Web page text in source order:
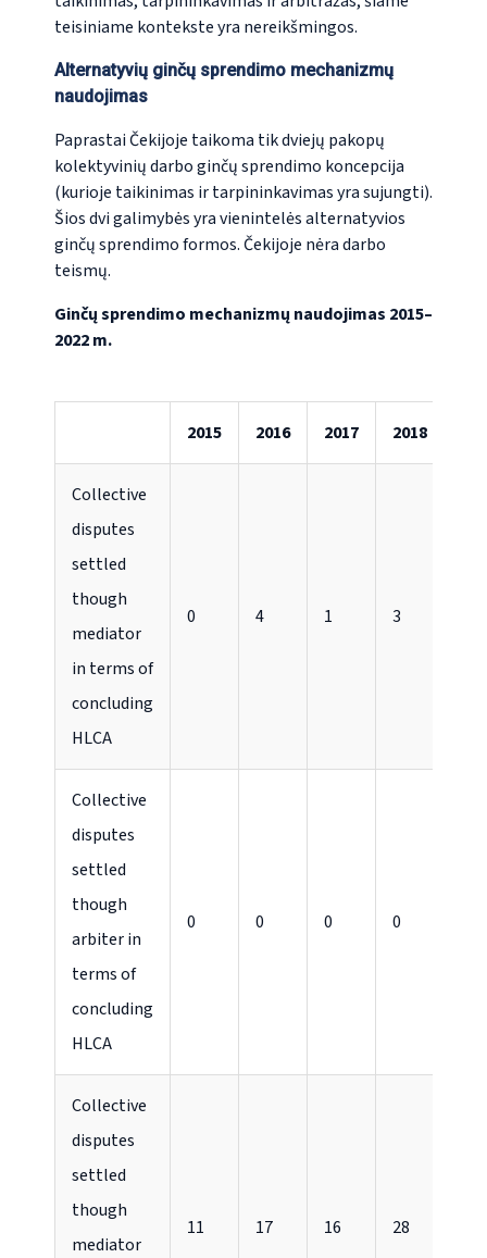
teisiniame kontekste yra nereikšmingos.
Alternatyvių ginčų sprendimo mechanizmų
naudojimas
Paprastai Čekijoje taikoma tik dviejų pakopų
kolektyvinių darbo ginčų sprendimo koncepcija
(kurioje taikinimas ir tarpininkavimas yra sujungti).
Šios dvi galimybės yra vienintelės alternatyvios
ginčų sprendimo formos. Čekijoje nėra darbo
teismų.
Ginčų sprendimo mechanizmų naudojimas 2015–
2022 m.
2015 2016 2017 2018
Collective
disputes
settled
though
mediator
in terms of
concluding
HLCA
0 4 1 3
Collective
disputes
settled
though
arbiter in
terms of
concluding
HLCA
0 0 0 0
Collective
disputes
settled
though
mediator
11 17 16 28